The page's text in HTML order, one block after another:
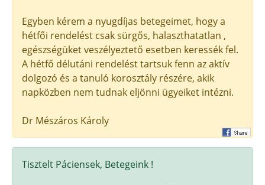
Egyben kérem a nyugdíjas betegeimet, hogy a
hétfői rendelést csak sürgős, halaszthatatlan ,
egészségüket veszélyeztető esetben keressék fel.
A hétfő délutáni rendelést tartsuk fenn az aktív
dolgozó és a tanuló korosztály részére, akik
napközben nem tudnak eljönni ügyeiket intézni.
Dr Mészáros Károly
Tisztelt Páciensek, Betegeink !